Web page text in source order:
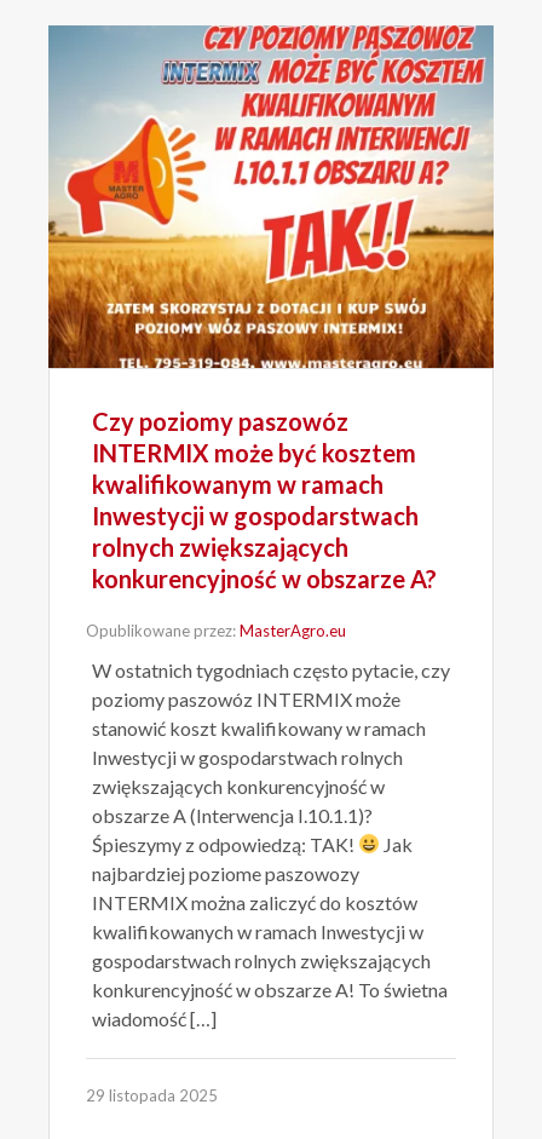
Czy poziomy paszowóz
INTERMIX może być kosztem
kwalifikowanym w ramach
Inwestycji w gospodarstwach
rolnych zwiększających
konkurencyjność w obszarze A?
Opublikowane przez:MasterAgro.eu
W ostatnich tygodniach często pytacie, czy
poziomy paszowóz INTERMIX może
stanowić koszt kwalifikowany w ramach
Inwestycji w gospodarstwach rolnych
zwiększających konkurencyjność w
obszarze A (Interwencja I.10.1.1)?
Śpieszymy z odpowiedzą: TAK!
Jak
najbardziej poziome paszowozy
INTERMIX można zaliczyć do kosztów
kwalifikowanych w ramach Inwestycji w
gospodarstwach rolnych zwiększających
konkurencyjność w obszarze A! To świetna
wiadomość […]
29 listopada 2025